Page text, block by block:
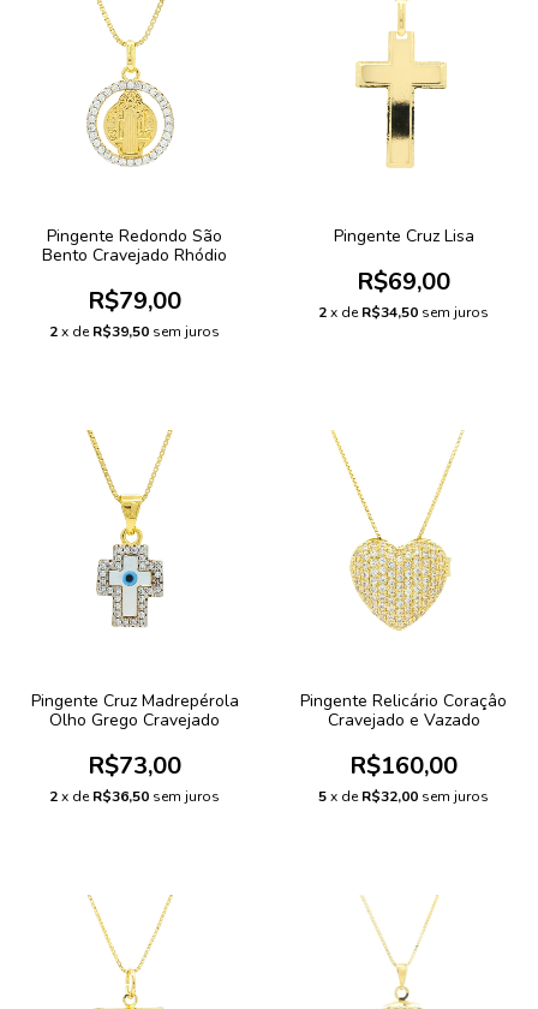
Pingente Redondo São
Bento Cravejado Rhódio
R$79,00
2x deR$39,50 sem juros
Pingente Cruz Lisa
R$69,00
2x deR$34,50 sem juros
Pingente Cruz Madrepérola
Olho Grego Cravejado
R$73,00
2x deR$36,50 sem juros
Pingente Relicário Coraçâo
Cravejado e Vazado
R$160,00
5x deR$32,00 sem juros